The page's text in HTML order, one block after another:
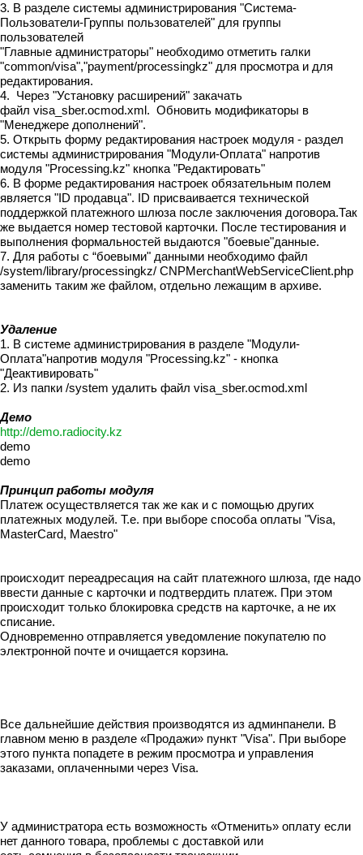
3. В разделе системы администрирования "Система-
Пользователи-Группы пользователей" для группы
пользователей
"Главные администраторы" необходимо отметить галки
"common/visa","payment/processingkz" для просмотра и для
редактирования.
4. Через "Установку расширений" закачать
файл visa_sber.ocmod.xml. Обновить модификаторы в
"Менеджере дополнений".
5. Открыть форму редактирования настроек модуля - раздел
системы администрирования "Модули-Оплата" напротив
модуля "Processing.kz" кнопка "Редактировать"
6. В форме редактирования настроек обязательным полем
является "ID продавца". ID присваивается технической
поддержкой платежного шлюза после заключения договора.Так
же выдается номер тестовой карточки. После тестирования и
выполнения формальностей выдаются "боевые"данные.
7. Для работы с “боевыми" данными необходимо файл
/system/library/processingkz/ CNPMerchantWebServiceClient.php
заменить таким же файлом, отдельно лежащим в архиве.
Удаление
1. В системе администрирования в разделе "Модули-
Оплата"напротив модуля "Processing.kz" - кнопка
"Деактивировать"
2. Из папки /system удалить файл visa_sber.ocmod.xml
Демо
http://demo.radiocity.kz
demo
demo
Принцип работы модуля
Платеж осуществляется так же как и с помощью других
платежных модулей. Т.е. при выборе способа оплаты "Visa,
MasterCard, Maestro"
происходит переадреcация на сайт платежного шлюза, где надо
ввести данные с карточки и подтвердить платеж. При этом
происходит только блокировка средств на карточке, а не их
списание.
Одновременно отправляется уведомление покупателю по
электронной почте и очищается корзина.
Все дальнейшие действия производятся из админпанели. В
главном меню в разделе «Продажи» пункт "Visa". При выборе
этого пункта попадете в режим просмотра и управления
заказами, оплаченными через Visa.
У администратора есть возможность «Отменить» оплату если
нет данного товара, проблемы с доставкой или